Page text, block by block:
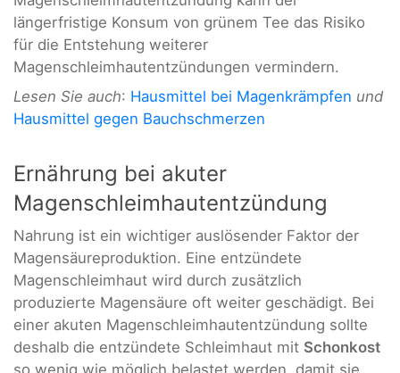
längerfristige Konsum von grünem Tee das Risiko
für die Entstehung weiterer
Magenschleimhautentzündungen vermindern.
Lesen Sie auch: Hausmittel bei Magenkrämpfen und
Hausmittel gegen Bauchschmerzen
Ernährung bei akuter
Magenschleimhautentzündung
Nahrung ist ein wichtiger auslösender Faktor der
Magensäureproduktion. Eine entzündete
Magenschleimhaut wird durch zusätzlich
produzierte Magensäure oft weiter geschädigt. Bei
einer akuten Magenschleimhautentzündung sollte
deshalb die entzündete Schleimhaut mit Schonkost